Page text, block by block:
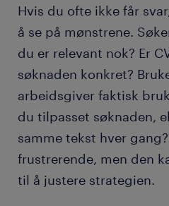
Hvis du ofte ikke får
å se på mønstrene.
du er relevant nok? Er
søknaden konkret?
arbeidsgiver faktisk
du tilpasset søknaden,
samme tekst hver
frustrerende, men den
til å justere strategien.